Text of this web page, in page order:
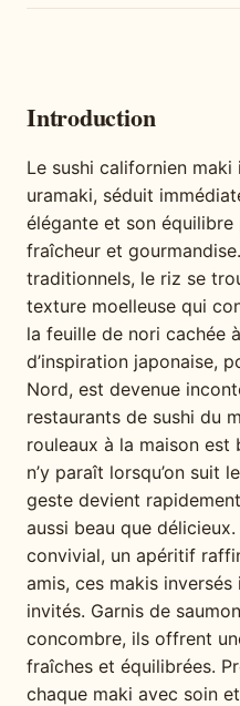
Introduction
Le sushi californien maki
uramaki, séduit
élégante et son
fraîcheur et
traditionnels, le riz se
texture moelleuse qui
la feuille de nori cachée
d’inspiration japonaise,
Nord, est devenue
restaurants de sushi du
rouleaux à la maison est
n’y paraît lorsqu’on suit
geste devient
aussi beau que
convivial, un apéritif
amis, ces makis
invités. Garnis de
concombre, ils offrent
fraîches et équilibrées.
chaque maki avec soin